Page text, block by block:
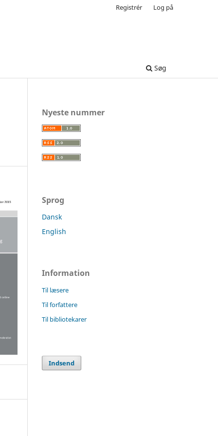
Søg
Registrér Log på
Nyeste nummer
Sprog
Dansk
English
Information
Til læsere
Til forfattere
Til bibliotekarer
Indsend